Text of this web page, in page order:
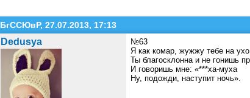
БгССЮвР, 27.07.2013, 17:13
Dedusya
№63
Я как комар, жужжу тебе на ухо
Ты благосклонна и не гонишь
И говоришь мне: «***ха-муха
Ну, подожди, наступит ночь».